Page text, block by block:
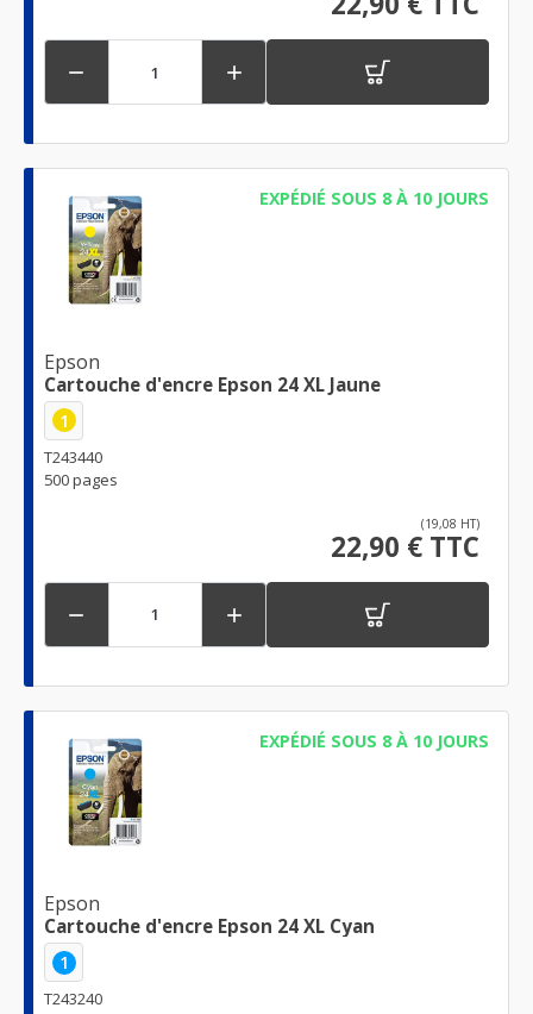
 
EXPÉDIÉ SOUS 8 À 10 JOURS
Epson
Cartouche d'encre Epson 24 XL Jaune
1
T243440
500 pages
(19,08 HT)
22,90 € TTC
 
EXPÉDIÉ SOUS 8 À 10 JOURS
Epson
Cartouche d'encre Epson 24 XL Cyan
1
T243240